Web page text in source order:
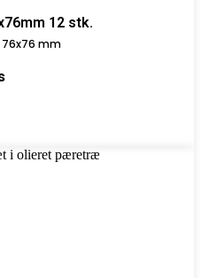
12 stk.
mm